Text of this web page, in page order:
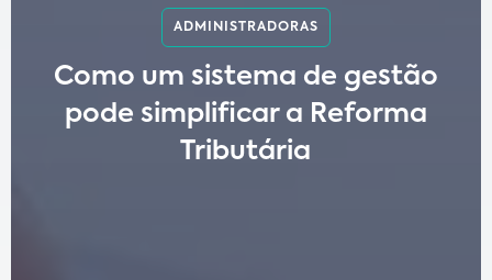
ADMINISTRADORAS
Como um sistema de gestão
pode simplificar a Reforma
Tributária